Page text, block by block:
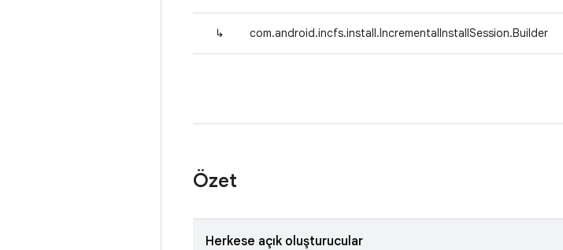
↳ com.android.incfs.install.IncrementalInstallSession.Builder
Özet
Herkese açık oluşturucular